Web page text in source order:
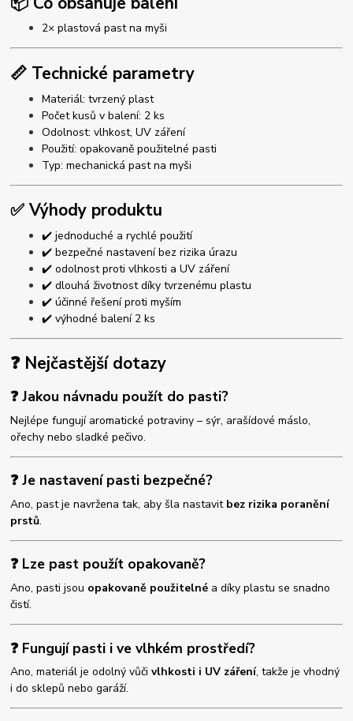
2× plastová past na myši
📏 Technické parametry
Materiál: tvrzený plast
Počet kusů v balení: 2 ks
Odolnost: vlhkost, UV záření
Použití: opakovaně použitelné pasti
Typ: mechanická past na myši
✅ Výhody produktu
✔️ jednoduché a rychlé použití
✔️ bezpečné nastavení bez rizika úrazu
✔️ odolnost proti vlhkosti a UV záření
✔️ dlouhá životnost díky tvrzenému plastu
✔️ účinné řešení proti myším
✔️ výhodné balení 2 ks
❓ Nejčastější dotazy
❓ Jakou návnadu použít do pasti?
Nejlépe fungují aromatické potraviny – sýr, arašídové máslo,
ořechy nebo sladké pečivo.
❓ Je nastavení pasti bezpečné?
Ano, past je navržena tak, aby šla nastavit bez rizika poranění
prstů.
❓ Lze past použít opakovaně?
Ano, pasti jsou opakovaně použitelné a díky plastu se snadno
čistí.
❓ Fungují pasti i ve vlhkém prostředí?
Ano, materiál je odolný vůčivlhkosti i UV záření, takže je vhodný
i do sklepů nebo garáží.